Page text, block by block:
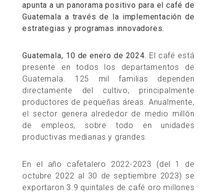
apunta a un panorama positivo para el café de
Guatemala a través de la implementación de
estrategias y programas innovadores.
Guatemala, 10 de enero de 2024. El café está
presente en todos los departamentos de
Guatemala. 125 mil familias dependen
directamente del cultivo, principalmente
productores de pequeñas áreas. Anualmente,
el sector genera alrededor de medio millón
de empleos, sobre todo en unidades
productivas medianas y grandes.
En el año cafetalero 2022-2023 (del 1 de
octubre 2022 al 30 de septiembre 2023) se
exportaron 3.9 quintales de café oro millones